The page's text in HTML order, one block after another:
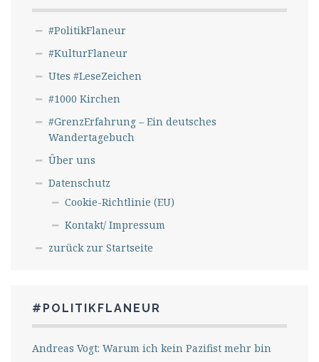
#PolitikFlaneur
#KulturFlaneur
Utes #LeseZeichen
#1000 Kirchen
#GrenzErfahrung – Ein deutsches
Wandertagebuch
Über uns
Datenschutz
Cookie-Richtlinie (EU)
Kontakt/ Impressum
zurück zur Startseite
#POLITIKFLANEUR
Andreas Vogt: Warum ich kein Pazifist mehr bin